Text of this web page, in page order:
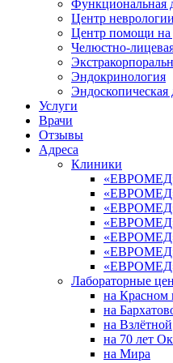
Функциональная
Центр
Центр помощи на
Челюстно-
Эндокринология
Эндоскопическая
Услуги
Врачи
Отзывы
Адреса
Клиники
«ЕВРОМЕД»
«ЕВРОМЕД»
«ЕВРОМЕД»
«ЕВРОМЕД»
«ЕВРОМЕД»
Лабораторные
на Красном
на
на Взлётной
на 70 лет
на Мира